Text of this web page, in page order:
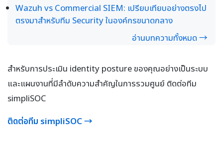
Wazuh vs Commercial SIEM: เปรียบเทียบอย่างตรงไป
ตรงมาสำหรับทีม Security ในองค์กรขนาดกลาง
อ่านบทความทั้งหมด →
สำหรับการประเมิน identity posture ของคุณอย่างเป็นระบบ
และแผนงานที่มีลำดับความสำคัญในการรวมศูนย์ ติดต่อทีม
simpliSOC
ติดต่อทีม simpliSOC →